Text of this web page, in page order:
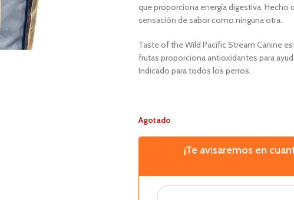
que proporciona energía digestiva.
sensación de sabor como ninguna otra.
Taste of the Wild Pacific Stream Canine
frutas proporciona antioxidantes para
Indicado para todos los perros.
Agotado
¡Te avisaremos en